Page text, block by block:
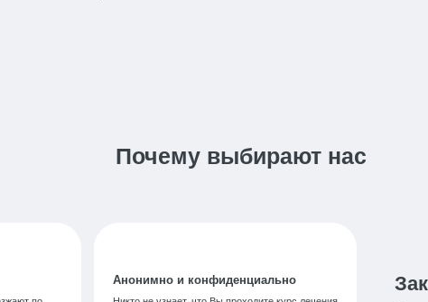
Почему выбирают нас
Анонимно и конфиденциально